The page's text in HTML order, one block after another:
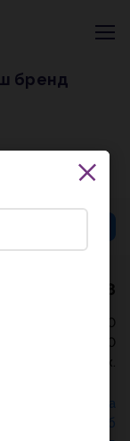
бренд
5000-338
- 9:30-20:00
- 10:00-19:00
и выходных.
СОГЛАСИЕ на
Соглашение об